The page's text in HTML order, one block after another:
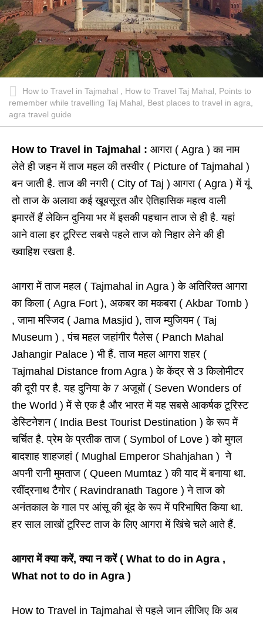
How to Travel in Tajmahal , How to Travel Taj Mahal, Points to
remember while travelling Taj Mahal, Best places to travel in agra,
agra travel guide
How to Travel in Tajmahal : आगरा ( Agra ) का नाम
लेते ही जहन में ताज महल की तस्वीर ( Picture of Tajmahal )
बन जाती है. ताज की नगरी ( City of Taj ) आगरा ( Agra ) में यूं
तो ताज के अलावा कई खूबसूरत और ऐतिहासिक महत्व वाली
इमारतें हैं लेकिन दुनिया भर में इसकी पहचान ताज से ही है. यहां
आने वाला हर टूरिस्ट सबसे पहले ताज को निहार लेने की ही
ख्वाहिश रखता है.
आगरा में ताज महल ( Tajmahal in Agra ) के अतिरिक्त आगरा
का किला ( Agra Fort ), अकबर का मकबरा ( Akbar Tomb )
, जामा मस्जिद ( Jama Masjid ), ताज म्युजियम ( Taj
Museum ) , पंच महल जहांगीर पैलेस ( Panch Mahal
Jahangir Palace ) भी हैं. ताज महल आगरा शहर (
Tajmahal Distance from Agra ) के केंद्र से 3 किलोमीटर
की दूरी पर है. यह दुनिया के 7 अजूबों ( Seven Wonders of
the World ) में से एक है और भारत में यह सबसे आकर्षक टूरिस्ट
डेस्टिनेशन ( India Best Tourist Destination ) के रूप में
चर्चित है. प्रेम के प्रतीक ताज ( Symbol of Love ) को मुगल
बादशाह शाहजहां ( Mughal Emperor Shahjahan ) ने
अपनी रानी मुमताज ( Queen Mumtaz ) की याद में बनाया था.
रवींद्रनाथ टैगोर ( Ravindranath Tagore ) ने ताज को
अनंतकाल के गाल पर आंसू की बूंद के रूप में परिभाषित किया था.
हर साल लाखों टूरिस्ट ताज के लिए आगरा में खिंचे चले आते हैं.
आगरा में क्या करें, क्या न करें ( What to do in Agra ,
What not to do in Agra )
How to Travel in Tajmahal से पहले जान लीजिए कि अब